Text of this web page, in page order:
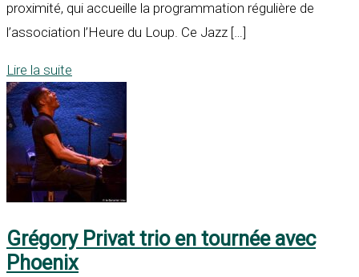
proximité, qui accueille la programmation régulière de
l’association l’Heure du Loup. Ce Jazz […]
Lire la suite
Grégory Privat trio en tournée avec
Phoenix